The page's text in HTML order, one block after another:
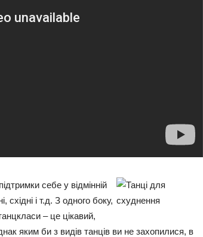
себе у відмінній
східні і т.д. З одного боку,
– це цікавий,
яким би з видів танців ви не захопилися, в